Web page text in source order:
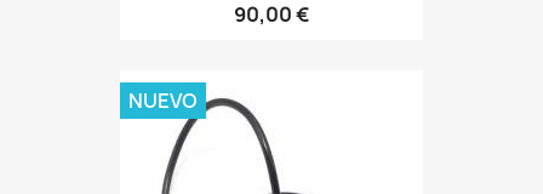
90,00 €
NUEVO